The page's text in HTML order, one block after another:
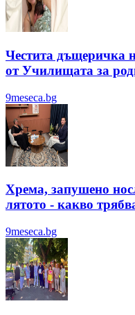
Честита дъщеричка
от Училищата за
9meseca.bg
Хрема, запушено
лятотo - какво
9meseca.bg